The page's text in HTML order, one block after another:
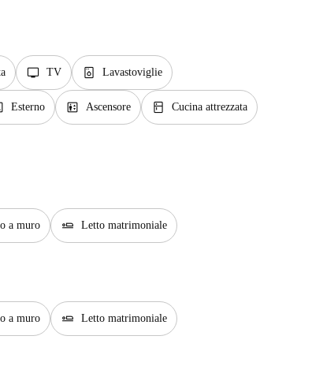
tv TV dishwasher_gen Lavastoviglie
Esterno elevator Ascensore kitchen Cucina attrezzata
a muro airline_seat_flat Letto matrimoniale
a muro airline_seat_flat Letto matrimoniale